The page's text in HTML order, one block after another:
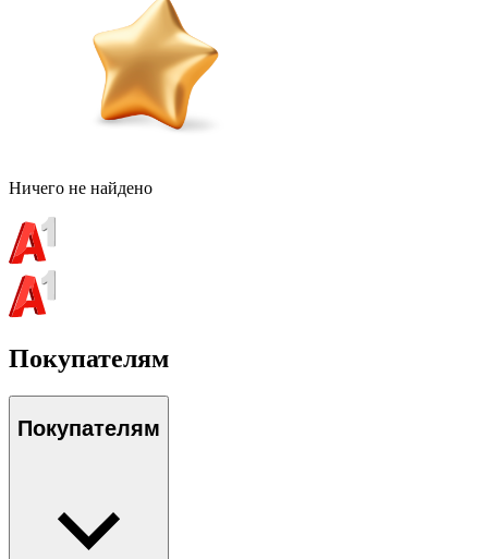
Ничего не найдено
Покупателям
Покупателям